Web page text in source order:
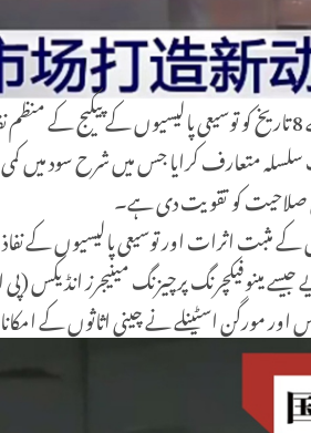
چینی حکام کی جانب سے 8 تاریخ کو توسیعی
سلسلہ متعارف کرایا جس میں شرح سود
صلاحیت کو تقویت دی ہے۔
مثبت اثرات اور توسیعی پالیسیوں کے
مینوفیکچرنگ پرچیزنگ مینیجرز انڈیکس (پی
اور مورگن اسٹینلے نے چینی اثاثوں کے